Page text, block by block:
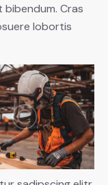
Cras
lobortis